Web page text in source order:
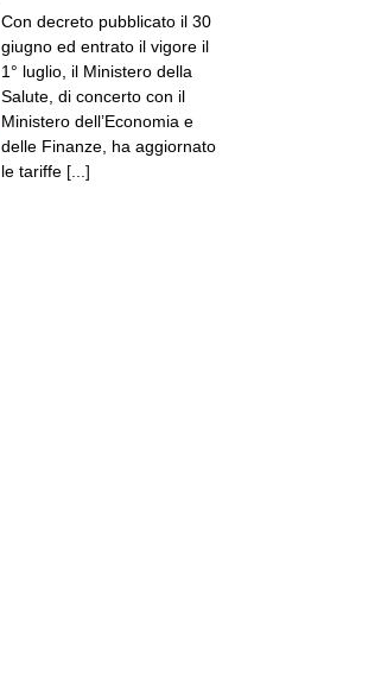
Con decreto pubblicato il 30
giugno ed entrato il vigore il
1° luglio, il Ministero della
Salute, di concerto con il
Ministero dell’Economia e
delle Finanze, ha aggiornato
le tariffe [...]